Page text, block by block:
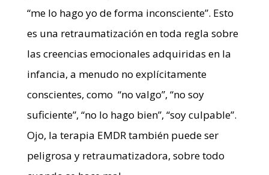
“me lo hago yo de forma inconsciente”. Esto
es una retraumatización en toda regla sobre
las creencias emocionales adquiridas en la
infancia, a menudo no explícitamente
conscientes, como “no valgo”, “no soy
suficiente”, “no lo hago bien”, “soy culpable”.
Ojo, la terapia EMDR también puede ser
peligrosa y retraumatizadora, sobre todo